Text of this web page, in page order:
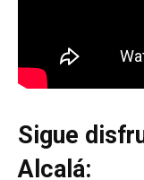
Sigue
Alcalá: